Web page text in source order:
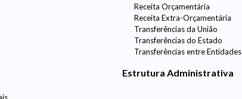
Receita Orçamentária
Receita Extra-Orçamentária
Transferências da União
Transferências do Estado
Transferências entre Entidades
Estrutura Administrativa